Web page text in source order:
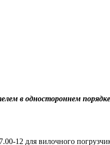
в одностороннем
12 для вилочного